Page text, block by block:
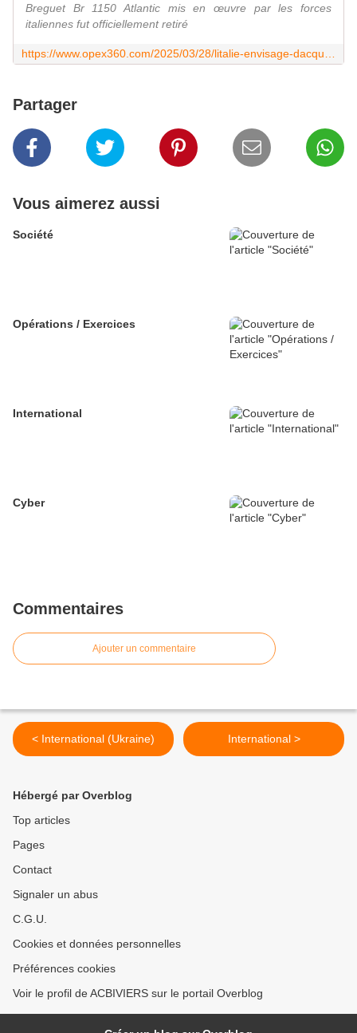
Breguet Br 1150 Atlantic mis en œuvre par les forces
italiennes fut officiellement retiré
Partager
Vous aimerez aussi
Société
Opérations / Exercices
International
Cyber
Commentaires
Ajouter un commentaire
< International (Ukraine) International >
Hébergé par Overblog
Top articles
Pages
Contact
Signaler un abus
C.G.U.
Cookies et données personnelles
Préférences cookies
Voir le profil de ACBIVIERS sur le portail Overblog